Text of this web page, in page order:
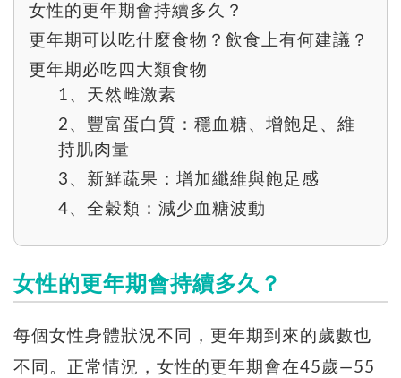
女性的更年期會持續多久？
更年期可以吃什麼食物？飲食上有何建議？
更年期必吃四大類食物
1、天然雌激素
2、豐富蛋白質：穩血糖、增飽足、維
持肌肉量
3、新鮮蔬果：增加纖維與飽足感
4、全穀類：減少血糖波動
女性的更年期會持續多久？
每個女性身體狀況不同，更年期到來的歲數也
不同。正常情況，女性的更年期會在45歲—55